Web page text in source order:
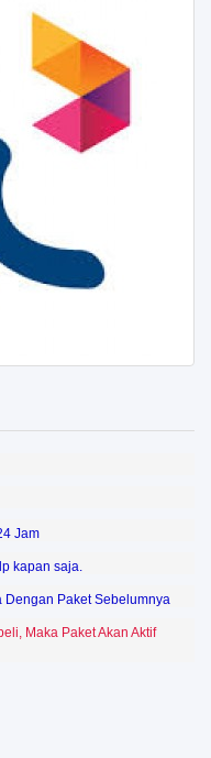
Jam
kapan saja.
Dengan Paket Sebelumnya
Maka Paket Akan Aktif